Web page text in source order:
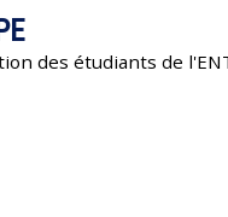
des étudiants de